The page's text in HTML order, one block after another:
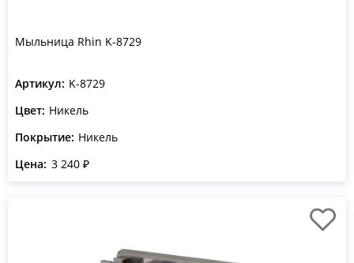
Мыльница Rhin K-8729
Артикул: K-8729
Цвет: Никель
Покрытие: Никель
Цена: 3 240 ₽